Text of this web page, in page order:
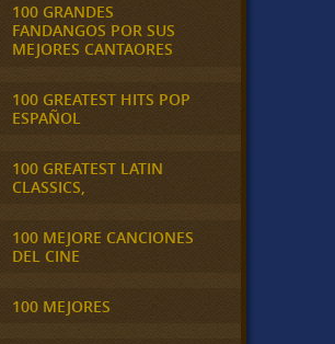
100 GRANDES
FANDANGOS POR SUS
MEJORES CANTAORES
100 GREATEST HITS POP
ESPAÑOL
100 GREATEST LATIN
CLASSICS,
100 MEJORE CANCIONES
DEL CINE
100 MEJORES